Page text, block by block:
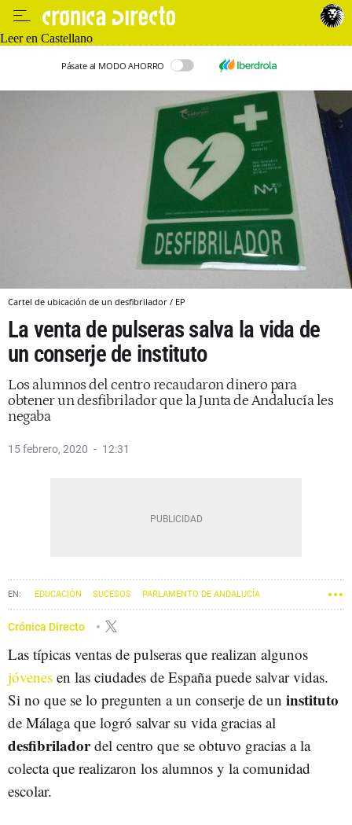
Leer en Castellano
Pásate al MODO AHORRO
Cartel de ubicación de un desfibrilador / EP
La venta de pulseras salva la vida de
un conserje de instituto
Los alumnos del centro recaudaron dinero para
obtener un desfibrilador que la Junta de Andalucía les
negaba
15 febrero, 2020 12:31
EDUCACIÓN SUCESOS PARLAMENTO DE ANDALUCÍA
Crónica Directo
Las típicas ventas de pulseras que realizan algunos
jóvenes en las ciudades de España puede salvar vidas.
Si no que se lo pregunten a un conserje de un instituto
de Málaga que logró salvar su vida gracias al
desfibriladordel centro que se obtuvo gracias a la
colecta que realizaron los alumnos y la comunidad
escolar.